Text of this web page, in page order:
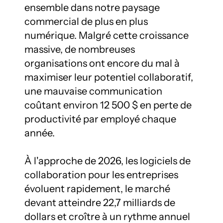
ensemble dans notre paysage
commercial de plus en plus
numérique. Malgré cette croissance
massive, de nombreuses
organisations ont encore du mal à
maximiser leur potentiel collaboratif,
une mauvaise communication
coûtant environ 12 500 $ en perte de
productivité par employé chaque
année.
À l'approche de 2026, les logiciels de
collaboration pour les entreprises
évoluent rapidement, le marché
devant atteindre 22,7 milliards de
dollars et croître à un rythme annuel